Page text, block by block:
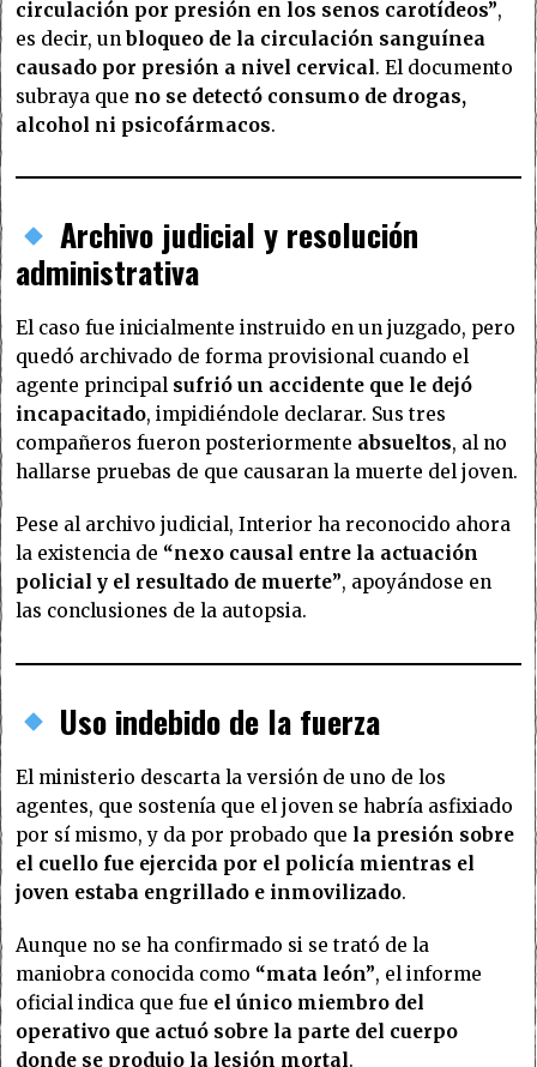
circulación por presión en los senos carotídeos”,
es decir, unbloqueo de la circulación sanguínea
causado por presión a nivel cervical. El documento
subraya que no se detectó consumo de drogas,
alcohol ni psicofármacos.
Archivo judicial y resolución
administrativa
El caso fue inicialmente instruido en un juzgado, pero
quedó archivado de forma provisional cuando el
agente principal sufrió un accidente que le dejó
incapacitado, impidiéndole declarar. Sus tres
compañeros fueron posteriormente absueltos, al no
hallarse pruebas de que causaran la muerte del joven.
Pese al archivo judicial, Interior ha reconocido ahora
la existencia de “nexo causal entre la actuación
policial y el resultado de muerte”, apoyándose en
las conclusiones de la autopsia.
Uso indebido de la fuerza
El ministerio descarta la versión de uno de los
agentes, que sostenía que el joven se habría asfixiado
por sí mismo, y da por probado que la presión sobre
el cuello fue ejercida por el policía mientras el
joven estaba engrillado e inmovilizado.
Aunque no se ha confirmado si se trató de la
maniobra conocida como “mata león”, el informe
oficial indica que fue el único miembro del
operativo que actuó sobre la parte del cuerpo
donde se produjo la lesión mortal.